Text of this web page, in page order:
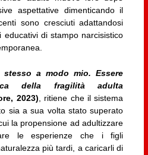
aspettative dimenticando il
sono cresciuti adattandosi
di stampo narcisistico
a modo mio. Essere
della fragilità adulta
2023), ritiene che il sistema
sia a sua volta stato superato
la propensione ad adultizzare
le esperienze che i figli
più tardi, a caricarli di